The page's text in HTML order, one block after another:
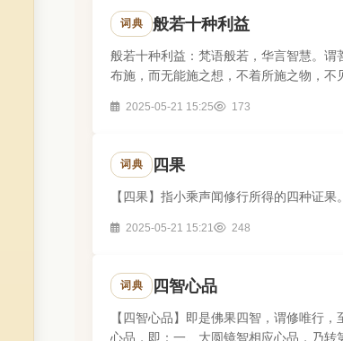
词典 般若十种利益
般若十种利益：梵语般若，华言智慧。
布施，而无能施之想，不着所施之物，不
2025-05-21 15:25 173
词典 四果
【四果】指小乘声闻修行所得的四种证
2025-05-21 15:21 248
词典 四智心品
【四智心品】即是佛果四智，谓修唯行
心品，即：一、大圆镜智相应心品，乃转